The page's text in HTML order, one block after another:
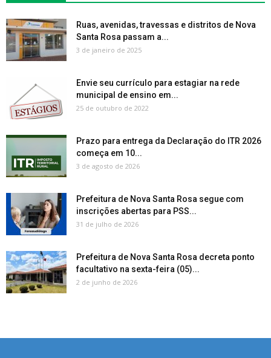
Ruas, avenidas, travessas e distritos de Nova
Santa Rosa passam a...
3 de janeiro de 2025
Envie seu currículo para estagiar na rede
municipal de ensino em...
25 de outubro de 2022
Prazo para entrega da Declaração do ITR 2026
começa em 10...
3 de agosto de 2026
Prefeitura de Nova Santa Rosa segue com
inscrições abertas para PSS...
31 de julho de 2026
Prefeitura de Nova Santa Rosa decreta ponto
facultativo na sexta-feira (05)...
2 de junho de 2026